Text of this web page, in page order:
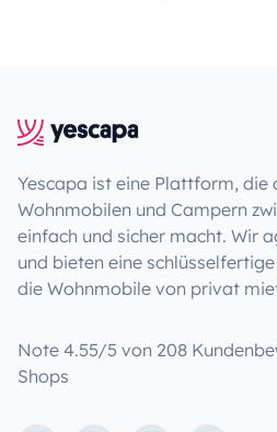
Yescapa ist eine Plattform, die
Wohnmobilen und Campern
einfach und sicher macht. Wir
und bieten eine
die Wohnmobile von privat
Note 4.55/5 von 208
Shops